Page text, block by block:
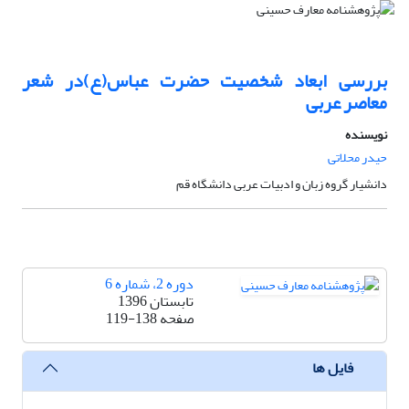
بررسی ابعاد شخصیت حضرت عباس(ع)در شعر
معاصر عربی
نویسنده
حیدر محلاتی
دانشیار گروه زبان و ادبیات عربی دانشگاه قم
دوره 2، شماره 6
تابستان 1396
صفحه119-138
فایل ها